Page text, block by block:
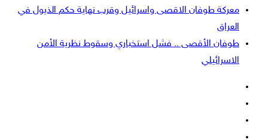
معركة طوفان الاقصى واسرائيل وقرب نهاية حكم الذيول في
العراق
طوفان الأقصى .. فشل استخباري وسقوط نظرية الأمن
الاسرائيلي